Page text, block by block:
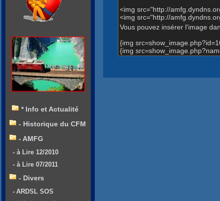
<img src="http://
<img src="http://
Vous pouvez insérer l'image
{img
{img
* Info et Actualité
- Historique du CFM
- AMFG
- à Lire 12/2010
- à Lire 07/2011
- Divers
- ARDSL SOS